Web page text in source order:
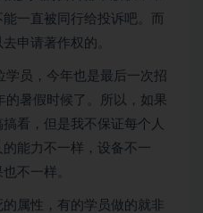
一直被同行给投诉吧。而
申请著作权的。
员，今年也是最后一次招
暑假时候了。所以，如果
看，但是我不保证每个人
能力不一样，设备不一
不一样。
属性，有的学员做的就非